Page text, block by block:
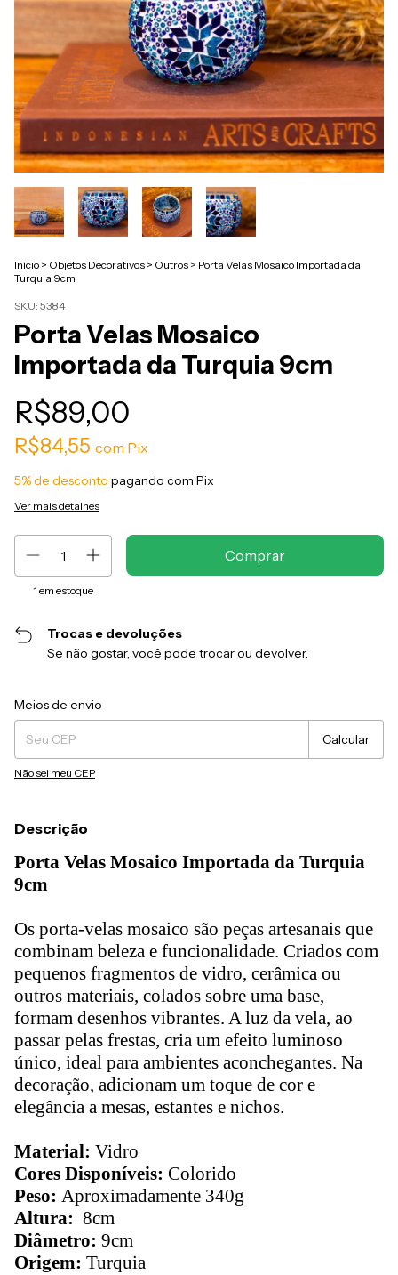
Início > Objetos Decorativos > Outros > Porta Velas Mosaico Importada da
Turquia 9cm
SKU: 5384
Porta Velas Mosaico
Importada da Turquia 9cm
R$89,00
R$84,55 com Pix
5% de desconto pagando com Pix
Ver mais detalhes
1 em estoque
Trocas e devoluções
Se não gostar, você pode trocar ou devolver.
Entregas para o CEP:
Meios de envio
Calcular
Não sei meu CEP
Descrição
Porta Velas Mosaico Importada da Turquia
9cm
Os porta-velas mosaico são peças artesanais que
combinam beleza e funcionalidade. Criados com
pequenos fragmentos de vidro, cerâmica ou
outros materiais, colados sobre uma base,
formam desenhos vibrantes. A luz da vela, ao
passar pelas frestas, cria um efeito luminoso
único, ideal para ambientes aconchegantes. Na
decoração, adicionam um toque de cor e
elegância a mesas, estantes e nichos.
Material: Vidro
Cores Disponíveis: Colorido
Peso: Aproximadamente 340g
Altura: 8cm
Diâmetro: 9cm
Origem: Turquia